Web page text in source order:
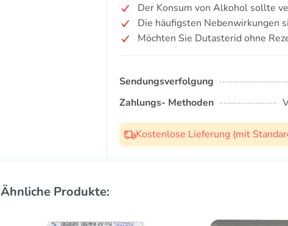
Der Konsum von Alkohol sollte
Die häufigsten Nebenwirkungen
Möchten Sie Dutasterid ohne
Sendungsverfolgung
Zahlungs- Methoden
Kostenlose Lieferung (mit
Ähnliche Produkte: